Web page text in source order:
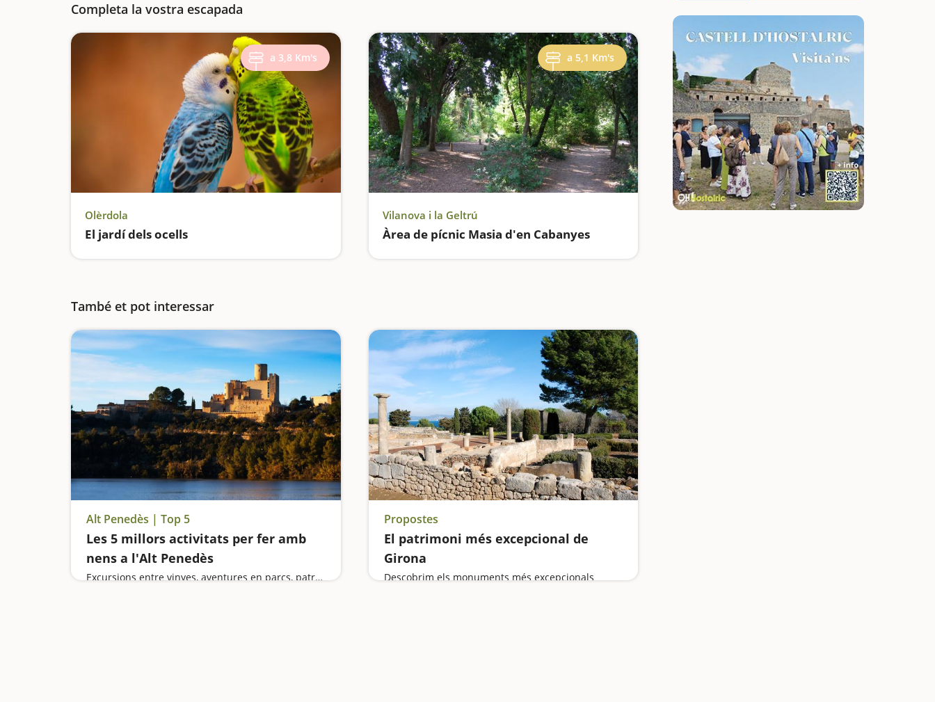
Completa la vostra escapada
a 3,8 Km's
Olèrdola
El jardí dels ocells
a 5,1 Km's
Vilanova i la Geltrú
Àrea de pícnic Masia d'en Cabanyes
També et pot interessar
Alt Penedès | Top 5
Les 5 millors activitats per fer amb
nens a l'Alt Penedès
Excursions entre vinyes, aventures en parcs, patrimoni històric, miniatures de tot tipus i una gimcana per descobrir secrets ben guardats...
Propostes
El patrimoni més excepcional de
Girona
Descobrim els monuments més excepcionals